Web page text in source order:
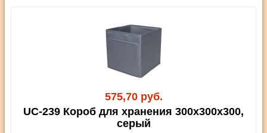
575,70 руб.
UC-239 Короб для хранения 300х300х300,
серый